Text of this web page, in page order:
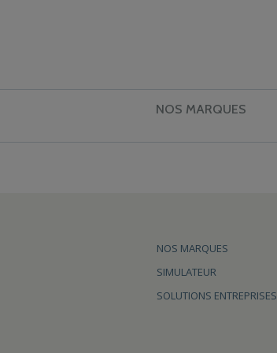
NOS MARQUES
NOS MARQUES
SIMULATEUR
SOLUTIONS ENTREPRISES